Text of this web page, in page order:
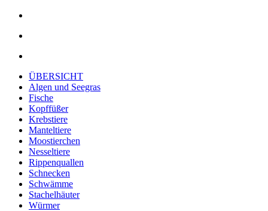
ÜBERSICHT
Algen und Seegras
Fische
Kopffüßer
Krebstiere
Manteltiere
Moostierchen
Nesseltiere
Rippenquallen
Schnecken
Schwämme
Stachelhäuter
Würmer